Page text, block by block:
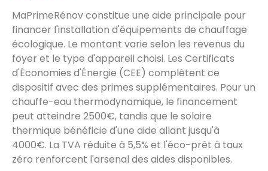
MaPrimeRénov constitue une aide principale pour
financer l'installation d'équipements de chauffage
écologique. Le montant varie selon les revenus du
foyer et le type d'appareil choisi. Les Certificats
d'Économies d'Énergie (CEE) complètent ce
dispositif avec des primes supplémentaires. Pour un
chauffe-eau thermodynamique, le financement
peut atteindre 2500€, tandis que le solaire
thermique bénéficie d'une aide allant jusqu'à
4000€. La TVA réduite à 5,5% et l'éco-prêt à taux
zéro renforcent l'arsenal des aides disponibles.